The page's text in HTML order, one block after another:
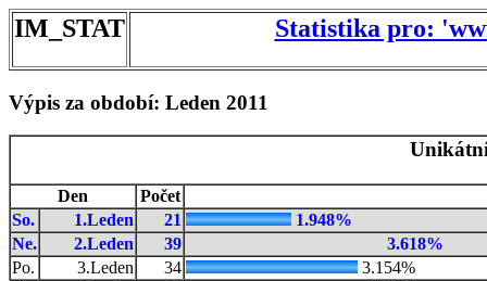
IM_STAT Statistika pro:
Výpis za období: Leden 2011
Den
Počet
So.
1.Leden 21
1.948%
Ne.
2.Leden 39
3.618%
Po.
3.Leden 34
3.154%